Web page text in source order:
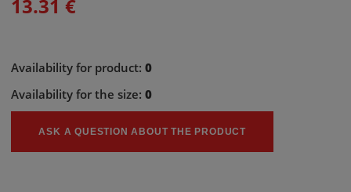
13.31 €
Availability for product:0
Availability for the size:0
ASK A QUESTION ABOUT THE PRODUCT